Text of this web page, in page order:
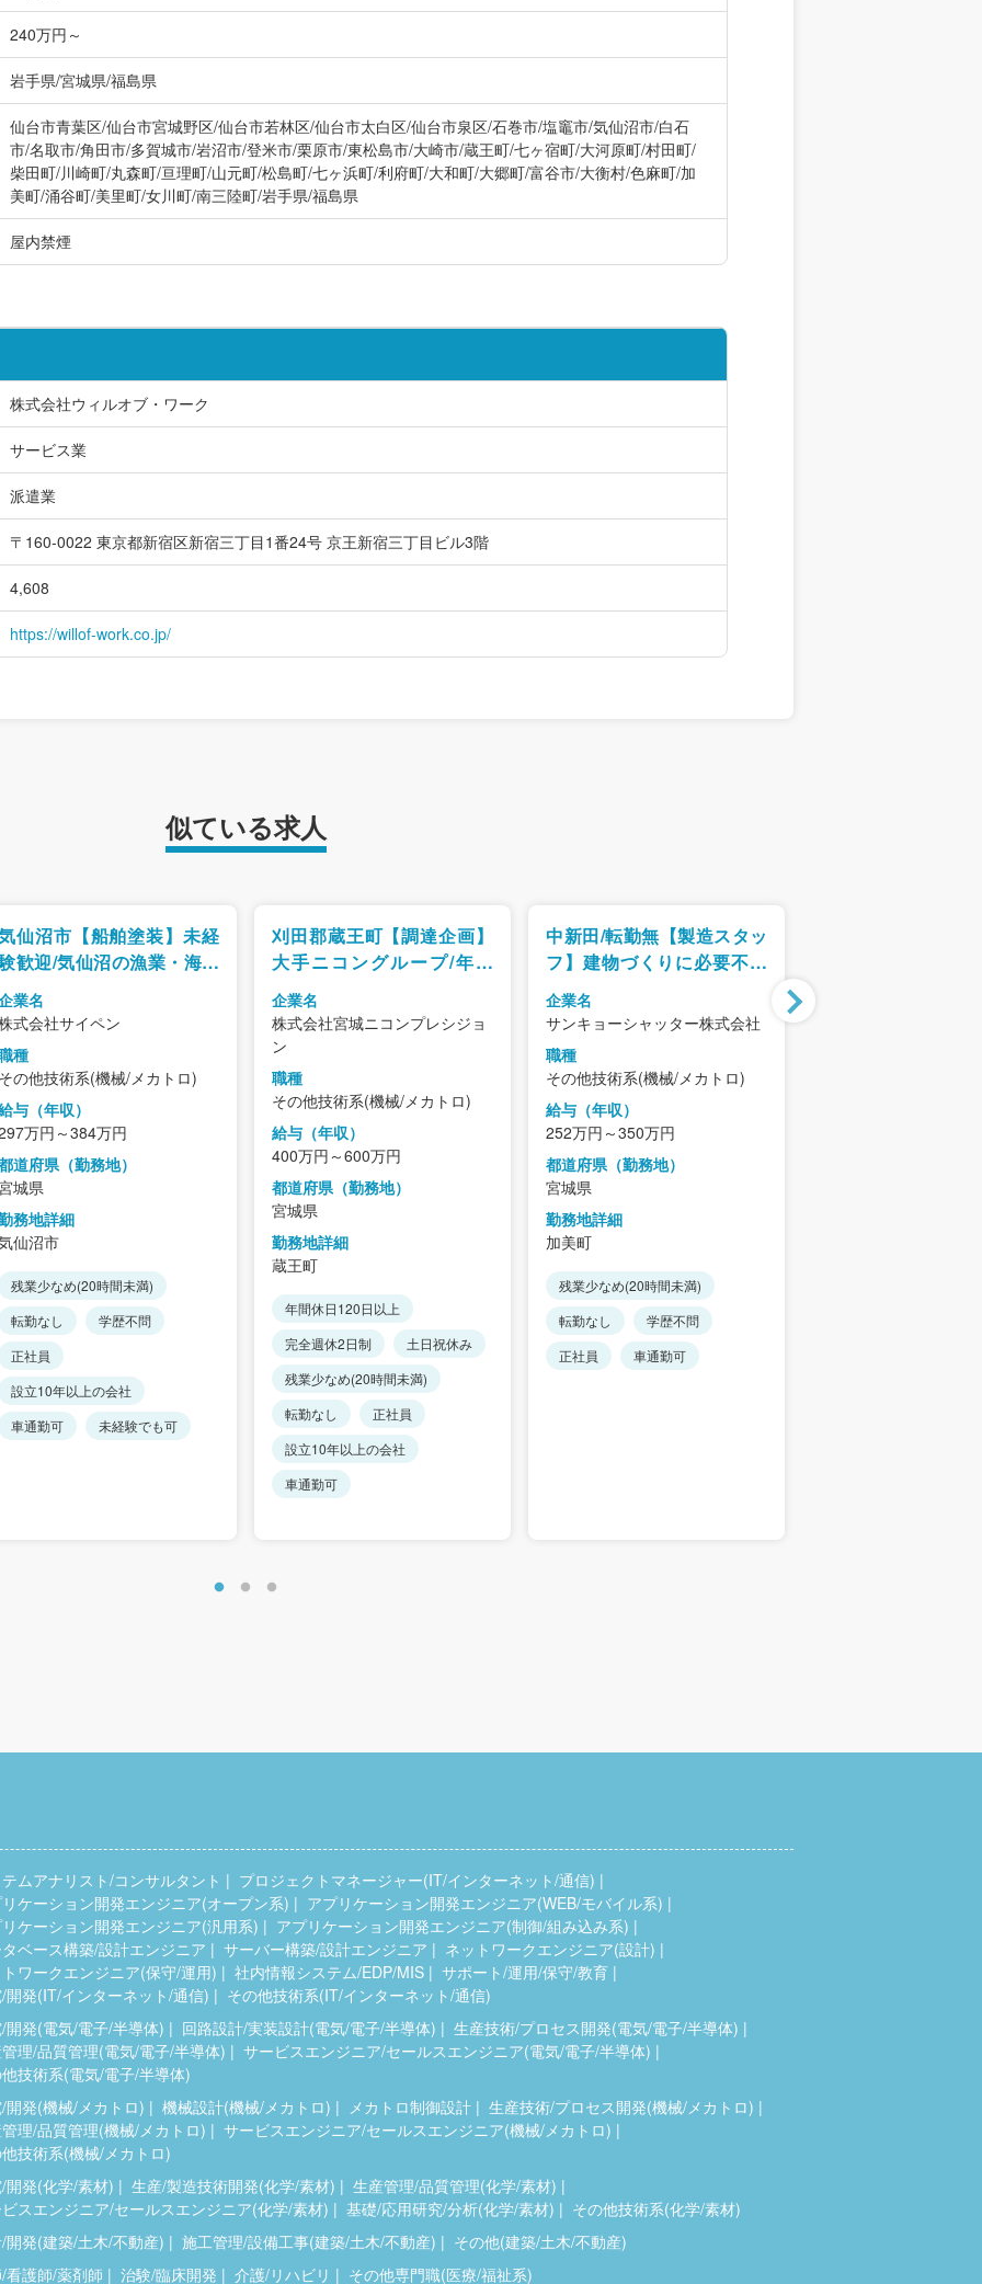
240万円～
岩手県/宮城県/福島県
仙台市青葉区/仙台市宮城野区/仙台市若林区/仙台市太白区/仙台市泉区/石巻市/塩竈市/気仙沼市/白石
市/名取市/角田市/多賀城市/岩沼市/登米市/栗原市/東松島市/大崎市/蔵王町/七ヶ宿町/大河原町/村田町/
柴田町/川崎町/丸森町/亘理町/山元町/松島町/七ヶ浜町/利府町/大和町/大郷町/富谷市/大衡村/色麻町/加
美町/涌谷町/美里町/女川町/南三陸町/岩手県/福島県
屋内禁煙
株式会社ウィルオブ・ワーク
サービス業
派遣業
〒160-0022 東京都新宿区新宿三丁目1番24号 京王新宿三丁目ビル3階
4,608
https://willof-work.co.jp/
似ている求人
仙沼市【船舶塗装】未経
歓迎/気仙沼の漁業・海の
全を支える専門技術職/残
10時間未満
業名
式会社サイペン
種
の他技術系(機械/メカトロ)
与（年収）
万円～384万円
道府県（勤務地）
城県
務地詳細
仙沼市
残業少なめ(20時間未満)
転勤なし
学歴不問
正社員
設立10年以上の会社
車通勤可
未経験でも可
刈田郡蔵王町【調達企画】
大手ニコングループ/年休
125日・完全週休二日制/平
均残業時間11時間/高速通勤
可
企業名
株式会社宮城ニコンプレシジョ
ン
職種
その他技術系(機械/メカトロ)
給与（年収）
400万円～600万円
都道府県（勤務地）
宮城県
勤務地詳細
蔵王町
年間休日120日以上
完全週休2日制
土日祝休み
残業少なめ(20時間未満)
転勤なし
正社員
設立10年以上の会社
車通勤可
中新田/転勤無【製造スタッ
フ】建物づくりに必要不可
欠な建築金物の製造業務
企業名
サンキョーシャッター株式会社
職種
その他技術系(機械/メカトロ)
給与（年収）
252万円～350万円
都道府県（勤務地）
宮城県
勤務地詳細
加美町
残業少なめ(20時間未満)
転勤なし
学歴不問
正社員
車通勤可
ムアナリスト/コンサルタント
プロジェクトマネージャー(IT/インターネット/通信)
ケーション開発エンジニア(オープン系)
アプリケーション開発エンジニア(WEB/モバイル系)
ケーション開発エンジニア(汎用系)
アプリケーション開発エンジニア(制御/組み込み系)
ベース構築/設計エンジニア
サーバー構築/設計エンジニア
ネットワークエンジニア(設計)
ワークエンジニア(保守/運用)
社内情報システム/EDP/MIS
サポート/運用/保守/教育
開発(IT/インターネット/通信)
その他技術系(IT/インターネット/通信)
開発(電気/電子/半導体)
回路設計/実装設計(電気/電子/半導体)
生産技術/プロセス開発(電気/電子/半導体)
理/品質管理(電気/電子/半導体)
サービスエンジニア/セールスエンジニア(電気/電子/半導体)
技術系(電気/電子/半導体)
開発(機械/メカトロ)
機械設計(機械/メカトロ) メカトロ制御設計
生産技術/プロセス開発(機械/メカトロ)
理/品質管理(機械/メカトロ)
サービスエンジニア/セールスエンジニア(機械/メカトロ)
技術系(機械/メカトロ)
開発(化学/素材)
生産/製造技術開発(化学/素材)
生産管理/品質管理(化学/素材)
スエンジニア/セールスエンジニア(化学/素材)
基礎/応用研究/分析(化学/素材)
その他技術系(化学/素材)
開発(建築/土木/不動産)
施工管理/設備工事(建築/土木/不動産)
その他(建築/土木/不動産)
看護師/薬剤師
治験/臨床開発 介護/リハビリ その他専門職(医療/福祉系)